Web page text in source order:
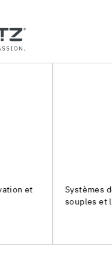
revêtements de sols